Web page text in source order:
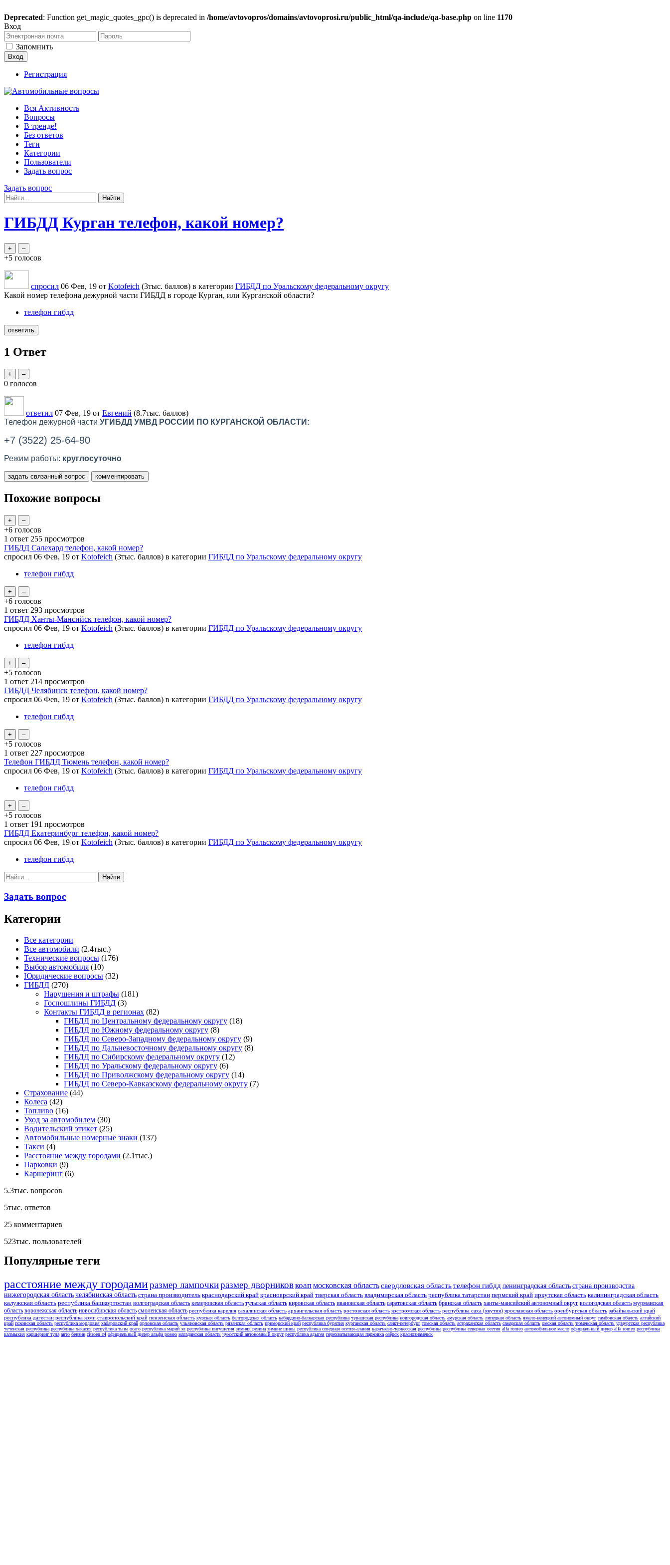
Deprecated: Function get_magic_quotes_gpc() is deprecated in /home/avtovopros/domains/avtovoprosi.ru/public_html/qa-include/qa-base.php on line 1170
Вход
Запомнить
Регистрация
Вся Активность
Вопросы
В тренде!
Без ответов
Теги
Категории
Пользователи
Задать вопрос
Задать вопрос
ГИБДД Курган телефон, какой номер?
+5 голосов
спросил 06 Фев, 19 от Kotofeich (3тыс. баллов) в категории ГИБДД по Уральскому федеральному округу
Какой номер телефона дежурной части ГИБДД в городе Курган, или Курганской области?
телефон гибдд
1 Ответ
0 голосов
ответил 07 Фев, 19 от Евгений (8.7тыс. баллов)
Телефон дежурной части УГИБДД УМВД РОССИИ ПО КУРГАНСКОЙ ОБЛАСТИ:
+7 (3522) 25-64-90
Режим работы: круглосуточно
Похожие вопросы
+6 голосов
1 ответ 255 просмотров
ГИБДД Салехард телефон, какой номер?
спросил 06 Фев, 19 от Kotofeich (3тыс. баллов) в категории ГИБДД по Уральскому федеральному округу
телефон гибдд
+6 голосов
1 ответ 293 просмотров
ГИБДД Ханты-Мансийск телефон, какой номер?
спросил 06 Фев, 19 от Kotofeich (3тыс. баллов) в категории ГИБДД по Уральскому федеральному округу
телефон гибдд
+5 голосов
1 ответ 214 просмотров
ГИБДД Челябинск телефон, какой номер?
спросил 06 Фев, 19 от Kotofeich (3тыс. баллов) в категории ГИБДД по Уральскому федеральному округу
телефон гибдд
+5 голосов
1 ответ 227 просмотров
Телефон ГИБДД Тюмень телефон, какой номер?
спросил 06 Фев, 19 от Kotofeich (3тыс. баллов) в категории ГИБДД по Уральскому федеральному округу
телефон гибдд
+5 голосов
1 ответ 191 просмотров
ГИБДД Екатеринбург телефон, какой номер?
спросил 06 Фев, 19 от Kotofeich (3тыс. баллов) в категории ГИБДД по Уральскому федеральному округу
телефон гибдд
Задать вопрос
Категории
Все категории
Все автомобили (2.4тыс.)
Технические вопросы (176)
Выбор автомобиля (10)
Юридические вопросы (32)
ГИБДД (270)
Нарушения и штрафы (181)
Госпошлины ГИБДД (3)
Контакты ГИБДД в регионах (82)
ГИБДД по Центральному федеральному округу (18)
ГИБДД по Южному федеральному округу (8)
ГИБДД по Северо-Западному федеральному округу (9)
ГИБДД по Дальневосточному федеральному округу (8)
ГИБДД по Сибирскому федеральному округу (12)
ГИБДД по Уральскому федеральному округу (6)
ГИБДД по Приволжскому федеральному округу (14)
ГИБДД по Северо-Кавказскому федеральному округу (7)
Страхование (44)
Колеса (42)
Топливо (16)
Уход за автомобилем (30)
Водительский этикет (25)
Автомобильные номерные знаки (137)
Такси (4)
Расстояние между городами (2.1тыс.)
Парковки (9)
Каршеринг (6)
5.3тыс. вопросов
5тыс. ответов
25 комментариев
523тыс. пользователей
Популярные теги
расстояние между городамиразмер лампочкиразмер дворниковкоапмосковская областьсвердловская областьтелефон гибдд ленинградская область страна производства
нижегородская область челябинская область страна производитель краснодарский край красноярский край тверская область владимирская область республика татарстан пермский край иркутская область калининградская область
калужская область республика башкортостан волгоградская область кемеровская область тульская область кировская область ивановская область саратовская область брянская область ханты-мансийский автономный округ вологодская область мурманская
область воронежская область новосибирская область смоленская область республика карелия сахалинская область архангельская область ростовская область костромская область республика саха (якутия) ярославская область оренбургская область забайкальский край
республика дагестан республика коми ставропольский край пензенская область курская область белгородская область кабардино-балкарская республика чувашская республика новгородская область амурская область липецкая область ямало-ненецкий автономный округ тамбовская обалсть алтайский
край псковская область республика мордовия хабаровский край орловская область ульяновская область рязанская область приморский край республика бурятия курганская область санкт-петербург томская область астраханская область самарская область омская область тюменская область удмуртская республика
чеченская республика республика хакасия республика тыва осаго республика марий эл республика ингушетия зимняя резина зимние шины республика северная осетия-алания карачаево-черкесская республика республика северная осетия alfa romeo автомобильное масло официальный дилер alfa romeo республика
калмыкия каршеринг тула авто бензин citroen c4 официальный дилер альфа ромео магаданская область чукотский автономный округ республика адыгея перехватывающая парковка озёрск краснознаменск